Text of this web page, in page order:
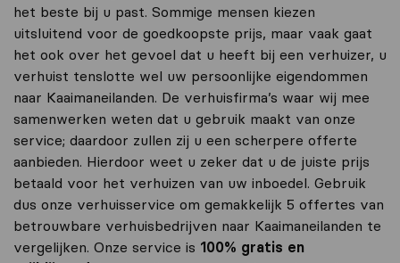
het beste bij u past. Sommige mensen kiezen
uitsluitend voor de goedkoopste prijs, maar vaak gaat
het ook over het gevoel dat u heeft bij een verhuizer, u
verhuist tenslotte wel uw persoonlijke eigendommen
naar Kaaimaneilanden. De verhuisfirma’s waar wij mee
samenwerken weten dat u gebruik maakt van onze
service; daardoor zullen zij u een scherpere offerte
aanbieden. Hierdoor weet u zeker dat u de juiste prijs
betaald voor het verhuizen van uw inboedel. Gebruik
dus onze verhuisservice om gemakkelijk 5 offertes van
betrouwbare verhuisbedrijven naar Kaaimaneilanden te
vergelijken. Onze service is 100% gratis en